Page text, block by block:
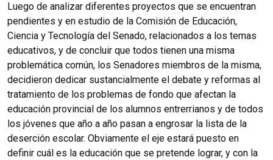
Luego de analizar diferentes proyectos que se encuentran
pendientes y en estudio de la Comisión de Educación,
Ciencia y Tecnología del Senado, relacionados a los temas
educativos, y de concluir que todos tienen una misma
problemática común, los Senadores miembros de la misma,
decidieron dedicar sustancialmente el debate y reformas al
tratamiento de los problemas de fondo que afectan la
educación provincial de los alumnos entrerrianos y de todos
los jóvenes que año a año pasan a engrosar la lista de la
deserción escolar. Obviamente el eje estará puesto en
definir cuál es la educación que se pretende lograr, y con la